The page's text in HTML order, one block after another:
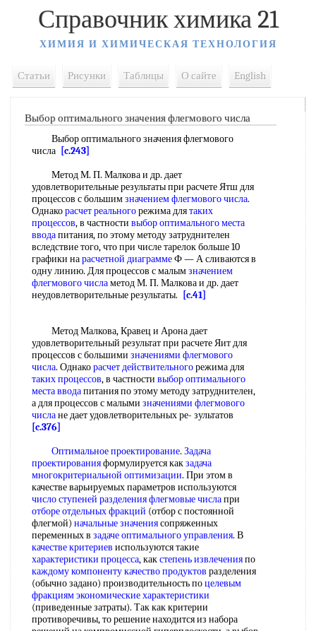
Справочник химика 21
ХИМИЯ И ХИМИЧЕСКАЯ ТЕХНОЛОГИЯ
Статьи Рисунки Таблицы О сайте English
Выбор оптимального значения флегмового числа
Выбор оптимального значения флегмового
числа [c.243]
Метод М. П. Малкова и др. дает
удовлетворительные результаты при расчете Ятш для
процессов с большимзначением флегмового числа.
Однакорасчет реальногорежима длятаких
процессов, в частности выбор оптимальногоместа
вводапитания, по этому методу затруднителен
вследствие того, что при числе тарелок больше 10
графики нарасчетной диаграммеФ — А сливаются в
одну линию. Для процессов с малымзначением
флегмового числаметод М. П. Малкова и др. дает
неудовлетворительные результаты.
[c.41]
Метод Малкова, Кравец и Арона дает
удовлетворительный результат при расчете Яит для
процессов с большими значениями флегмового
числа. Однакорасчет действительногорежима для
таких процессов, в частности выбор оптимального
места вводапитания по этому методу затруднителен,
а для процессов с малыми значениями флегмового
числане дает удовлетворительных ре- зультатов
[c.376]
Оптимальное проектирование. Задача
проектированияформулируется какзадача
многокритериальной оптимизации. При этом в
качестве варьируемых параметров используются
число ступеней разделения флегмовые числапри
отборе отдельных фракций (отбор с постоянной
флегмой) начальные значениясопряженных
переменных в задаче оптимального управления. В
качестве критериев используются такие
характеристики процесса, какстепень извлеченияпо
каждому компонентукачество продуктов разделения
(обычно задано) производительность поцелевым
фракциямэкономические характеристики
(приведенные затраты). Так как критерии
противоречивы, то решение находится из набора